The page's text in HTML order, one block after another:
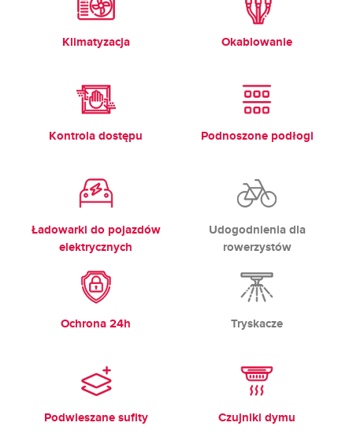
Klimatyzacja Okablowanie
Kontrola dostępu Podnoszone podłogi
Ładowarki do pojazdów
elektrycznych
Udogodnienia dla
rowerzystów
Ochrona 24h Tryskacze
Podwieszane sufity Czujniki dymu